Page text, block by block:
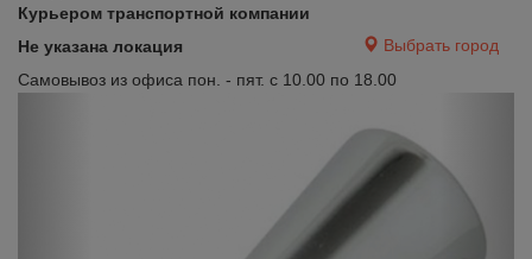
Курьером транспортной компании
Не указана локация
Выбрать город
Самовывоз из офиса пон. - пят. с 10.00 по 18.00